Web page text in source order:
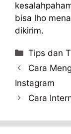
bisa lho
dikirim.
Categories
Tips dan
Cara
Instagram
Cara